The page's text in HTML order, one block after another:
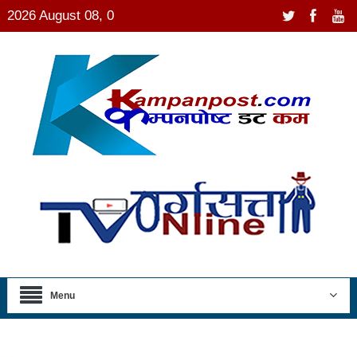
2026 August 08, 0
Menu